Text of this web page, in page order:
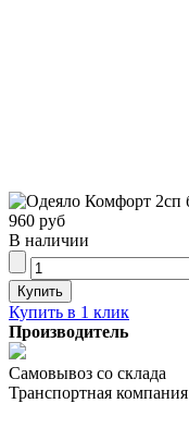
960 руб
В наличии
Купить в 1 клик
Производитель
Самовывоз со склада
Транспортная компания